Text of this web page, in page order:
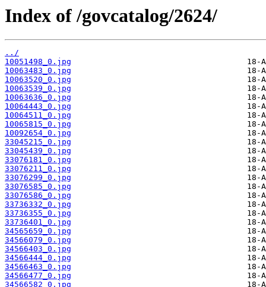
Index of /govcatalog/2624/
../
10051498_0.jpg
10063483_0.jpg
10063520_0.jpg
10063539_0.jpg
10063636_0.jpg
10064443_0.jpg
10064511_0.jpg
10065815_0.jpg
10092654_0.jpg
33045215_0.jpg
33045439_0.jpg
33076181_0.jpg
33076211_0.jpg
33076299_0.jpg
33076585_0.jpg
33076586_0.jpg
33736332_0.jpg
33736355_0.jpg
33736401_0.jpg
34565659_0.jpg
34566079_0.jpg
34566403_0.jpg
34566444_0.jpg
34566463_0.jpg
34566477_0.jpg
34566582_0.jpg